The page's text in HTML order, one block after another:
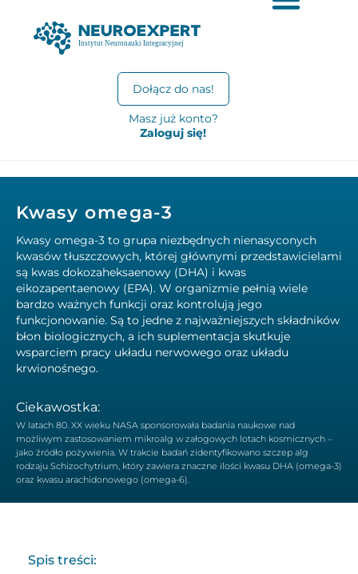
Dołącz do nas!
Masz już konto?
Zaloguj się!
Kwasy omega-3
Kwasy omega-3 to grupa niezbędnych nienasyconych
kwasów tłuszczowych, której głównymi przedstawicielami
są kwas dokozaheksaenowy (DHA) i kwas
eikozapentaenowy (EPA). W organizmie pełnią wiele
bardzo ważnych funkcji oraz kontrolują jego
funkcjonowanie. Są to jedne z najważniejszych składników
błon biologicznych, a ich suplementacja skutkuje
wsparciem pracy układu nerwowego oraz układu
krwionośnego.
Ciekawostka:
W latach 80. XX wieku NASA sponsorowała badania naukowe nad
możliwym zastosowaniem mikroalg w załogowych lotach kosmicznych –
jako źródło pożywienia. W trakcie badań zidentyfikowano szczep alg
rodzaju Schizochytrium, który zawiera znaczne ilości kwasu DHA (omega-3)
oraz kwasu arachidonowego (omega-6).
Spis treści: